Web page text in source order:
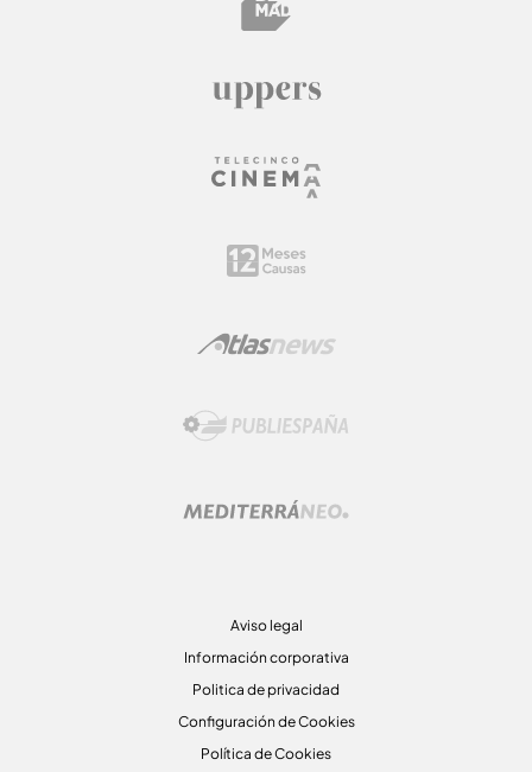
Aviso legal
Información corporativa
Politica de privacidad
Configuración de Cookies
Política de Cookies